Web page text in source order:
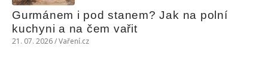
Gurmánem i pod stanem? Jak na polní
kuchyni a na čem vařit
21. 07. 2026 / Vaření.cz